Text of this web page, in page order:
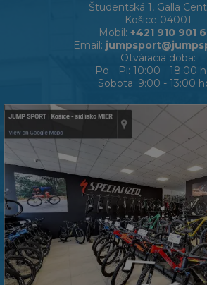
Študentská 1, Galla
Košice 04001
Mobil: +421 910 901
Email:
Otváracia doba:
Po - Pi: 10:00 - 18:00
Sobota: 9:00 - 13:00